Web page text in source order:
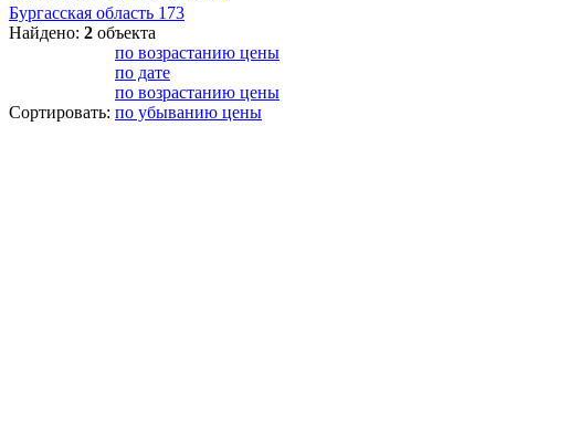
Бургасская область 173
Найдено: 2 объекта
Сортировать:
по возрастанию цены
по дате
по возрастанию цены
по убыванию цены